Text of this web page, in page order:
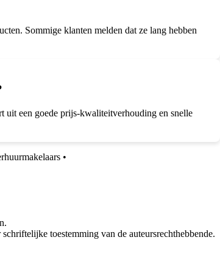
Sommige klanten melden dat ze lang hebben
uit een goede prijs-kwaliteitverhouding en snelle
•
toestemming van de auteursrechthebbende.